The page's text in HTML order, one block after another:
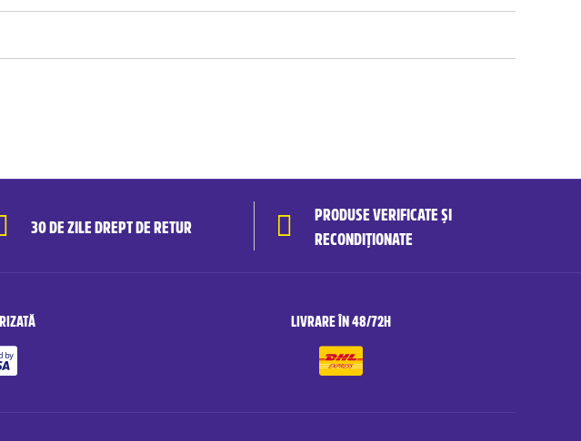
30 DE ZILE DREPT DE RETUR
PRODUSE VERIFICATE ȘI
RECONDIȚIONATE
LIVRARE ÎN 48/72H